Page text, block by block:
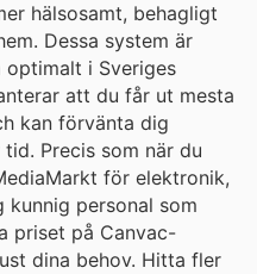
hälsosamt, behagligt
Dessa system är
i Sveriges
att du får ut mesta
kan förvänta dig
Precis som när du
för elektronik,
kunnig personal som
priset på Canvac-
dina behov. Hitta fler